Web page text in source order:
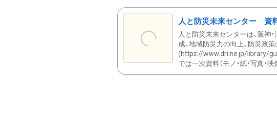
人と防災未来センター 資
人と防災未来センターは、阪神
成、地域防災力の向上、防災政
(https://www.dri.ne.jp/library/
では一次資料（モノ・紙・写真・映